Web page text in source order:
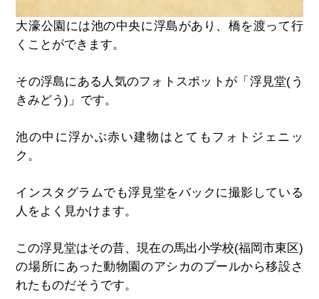
大濠公園には池の中央に浮島があり、橋を渡って行
くことができます。
その浮島にある人気のフォトスポットが「浮見堂(う
きみどう)」です。
池の中に浮かぶ赤い建物はとてもフォトジェニッ
ク。
インスタグラムでも浮見堂をバックに撮影している
人をよく見かけます。
この浮見堂はその昔、現在の馬出小学校(福岡市東区)
の場所にあった動物園のアシカのプールから移設さ
れたものだそうです。